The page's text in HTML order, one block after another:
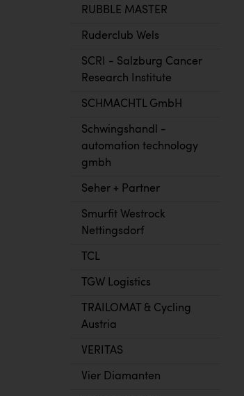
RUBBLE MASTER
Ruderclub Wels
SCRI - Salzburg Cancer
Research Institute
SCHMACHTL GmbH
Schwingshandl -
automation technology
gmbh
Seher + Partner
Smurfit Westrock
Nettingsdorf
TCL
TGW Logistics
TRAILOMAT & Cycling
Austria
VERITAS
Vier Diamanten